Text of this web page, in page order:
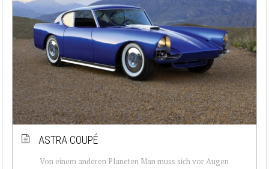
ASTRA COUPÉ
Von einem anderen Planeten Man muss sich vor Augen